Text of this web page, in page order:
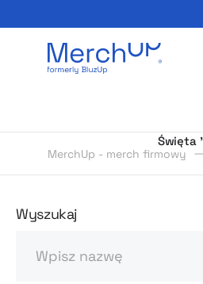
Odzież reklamowa z
Święta
MerchUp - merch firmowy
Wyszukaj